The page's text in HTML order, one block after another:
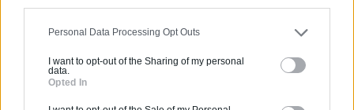
Personal Data Processing Opt Outs
I want to opt-out of the Sharing of my personal
data.
Opted In
Ces articles pourraient
vous